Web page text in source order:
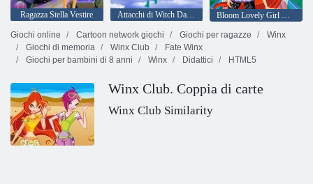
Ragazza Stella Vestire Attacchi di Witch Darcy
Bloom Lovely Girl Dress Up
Giochi online
Cartoon network giochi Giochi per ragazze
Winx
Giochi di memoria
Winx Club
Fate Winx
Giochi per bambini di 8 anni
Winx Didattici HTML5
Winx Club. Coppia di carte
Winx Club Similarity